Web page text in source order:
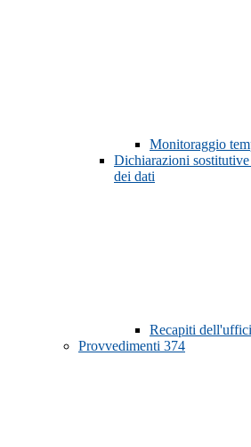
Monitoraggio
Dichiarazioni
dei dati
Recapiti
Provvedimenti 374